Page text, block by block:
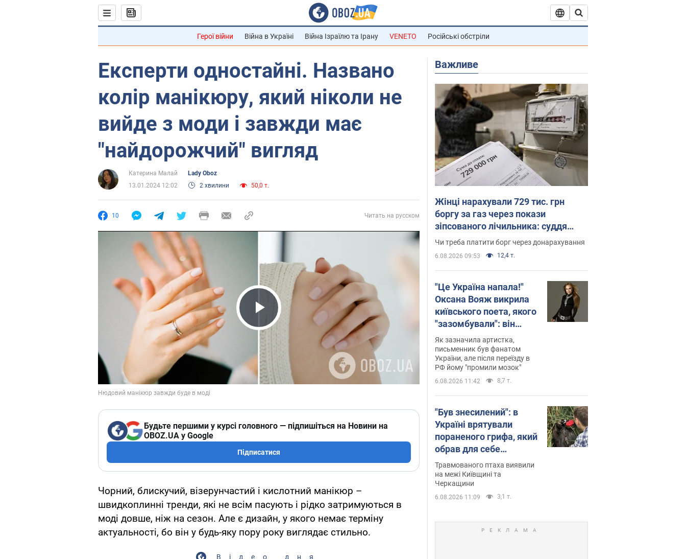
Герої війни Війна в Україні Війна Ізраїлю та Ірану VENETO Російські обстріли
Експерти одностайні. Названо
колір манікюру, який ніколи не
вийде з моди і завжди має
"найдорожчий" вигляд
Катерина Малай
Lady Oboz
13.01.2024 12:02
2 хвилини 50,0 т.
10 Читать на русском
Play Video
Будьте першими у курсі головного — підпишіться на Новини на
OBOZ.UA у Google
Підписатися
Чорний, блискучий, візерунчастий і кислотний манікюр –
швидкоплинні тренди, які не всім пасують і рідко затримуються в
моді довше, ніж на сезон. Але є дизайн, у якого немає терміну
актуальності, бо він у будь-яку пору року виглядає стильно.
Відео дня
Важливе
Жінці нарахували 729 тис. грн
боргу за газ через покази
зіпсованого лічильника: суддя
ухвалив неочікуване рішення
Чи треба платити борг через донарахування
6.08.2026 09:53 12,4 т.
"Це Україна напала!"
Оксана Вояж викрила
київського поета, якого
"зазомбували": він
навіть російської не
знав, а тепер хоче
геноциду українців
Як зазначила артистка,
письменник був фанатом
України, але після переїзду в
РФ йому "промили мозок"
6.08.2026 11:42 8,7 т.
"Був знесилений": в
Україні врятували
пораненого грифа, який
обрав для себе
нетиповий маршрут.
Фото
Травмованого птаха виявили
на межі Київщині та
Черкащини
6.08.2026 11:09 3,1 т.